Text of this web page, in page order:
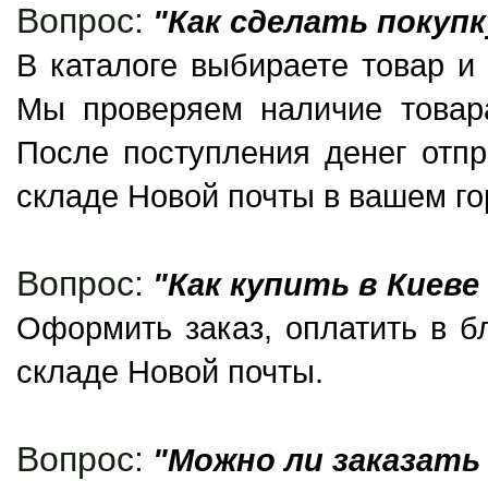
Вопрос: "Как сделать
В каталоге выбираете товар
Мы проверяем наличие
После поступления денег
складе Новой почты в вашем
Вопрос: "Как купить в
Оформить заказ, оплатить в
складе Новой почты.
Вопрос: "Можно ли